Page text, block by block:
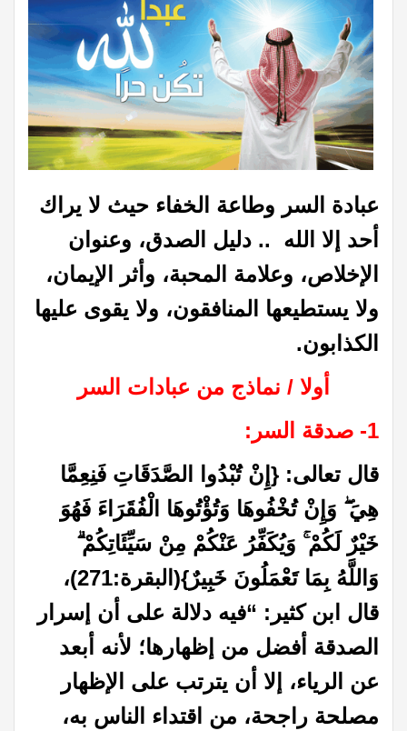
عبادة السر وطاعة الخفاء حيث لا يراك
أحد إلا الله .. دليل الصدق، وعنوان
الإخلاص، وعلامة المحبة، وأثر الإيمان،
ولا يستطيعها المنافقون، ولا يقوى عليها
الكذابون.
أولا / نماذج من عبادات السر
1- صدقة السر
:
قال تعالى: {إِنْ تُبْدُوا الصَّدَقَاتِ فَنِعِمَّا
هِيَ ۖ وَإِنْ تُخْفُوهَا وَتُؤْتُوهَا الْفُقَرَاءَ فَهُوَ
خَيْرٌ لَكُمْ ۚ وَيُكَفِّرُ عَنْكُمْ مِنْ سَيِّئَاتِكُمْ ۗ
وَاللَّهُ بِمَا تَعْمَلُونَ خَبِيرٌ}(البقرة:271)،
قال ابن كثير: “فيه دلالة على أن إسرار
الصدقة أفضل من إظهارها؛ لأنه أبعد
عن الرياء، إلا أن يترتب على الإظهار
مصلحة راجحة، من اقتداء الناس به،